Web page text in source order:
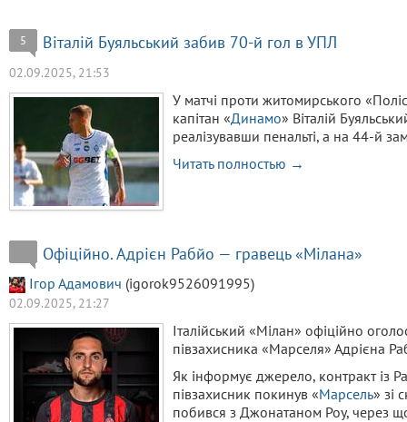
5 Віталій Буяльський забив 70-й гол в УПЛ
02.09.2025, 21:53
У матчі проти житомирського
капітан «Динамо» Віталій
реалізувавши пенальті, а на 44-й
Читать полностью →
Офіційно. Адрієн Рабйо — гравець «Мілана»
Ігор Адамович (igorok9526091995)
02.09.2025, 21:27
Італійський «Мілан» офіційно
півзахисника «Марселя» Адрієна
Як інформує джерело, контракт із
півзахисник покинув «Марсель» зі
побився з Джонатаном Роу, через